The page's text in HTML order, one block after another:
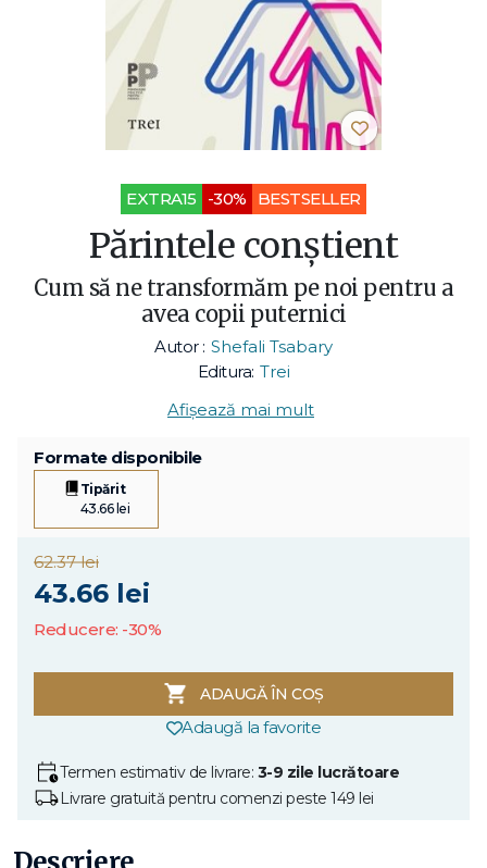
EXTRA15 -30% BESTSELLER
Părintele conştient
Cum să ne transformăm pe noi pentru a
avea copii puternici
Autor : Shefali Tsabary
Editura: Trei
Afișează mai mult
Formate disponibile
Tipărit
43.66 lei
62.37 lei
43.66 lei
Reducere: -30%
ADAUGĂ ÎN COȘ
Adaugă la favorite
Termen estimativ de livrare: 3-9 zile lucrătoare
Livrare gratuită pentru comenzi peste 149 lei